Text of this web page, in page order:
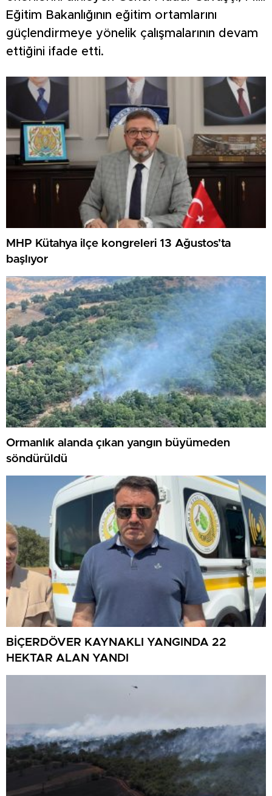
Eğitim Bakanlığının eğitim ortamlarını
güçlendirmeye yönelik çalışmalarının devam
ettiğini ifade etti.
MHP Kütahya ilçe kongreleri 13 Ağustos’ta
başlıyor
Ormanlık alanda çıkan yangın büyümeden
söndürüldü
BİÇERDÖVER KAYNAKLI YANGINDA 22
HEKTAR ALAN YANDI